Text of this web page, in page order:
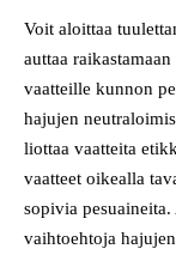
Voit aloittaa
auttaa
vaatteille kunnon
hajujen
liottaa vaatteita
vaatteet oikealla
sopivia
vaihtoehtoja